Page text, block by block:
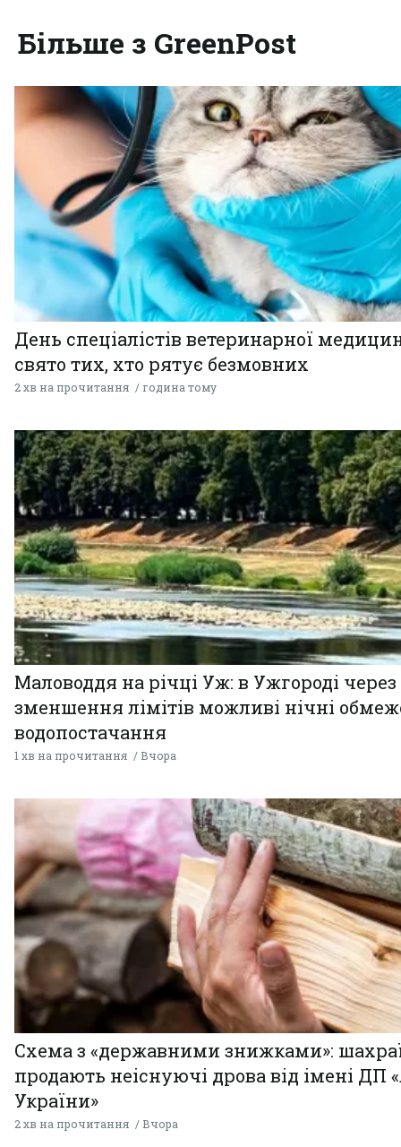
Більше з GreenPost
День спеціалістів ветеринарної
свято тих, хто рятує безмовних
2 хв на прочитання година тому
Маловоддя на річці Уж: в Ужгороді через
зменшення лімітів можливі нічні
водопостачання
1 хв на прочитання Вчора
Схема з «державними знижками»:
продають неіснуючі дрова від імені ДП
України»
2 хв на прочитання Вчора